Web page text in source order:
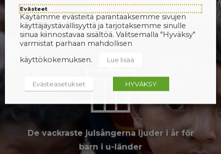
De vackraste julsångerna ljuder i år för
barn i u-länder
Evästeet
Käytämme evästeitä parantaaksemme sivujen
käyttäjäystävällisyyttä ja tarjotaksemme sinulle
sinua kiinnostavaa sisältöä. Valitsemalla "Hyväksy"
varmistat parhaan mahdollisen
käyttökokemuksen.
Lue lisää
Evästeasetukset HYVÄKSY